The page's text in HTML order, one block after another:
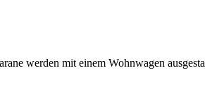
werden mit einem Wohnwagen